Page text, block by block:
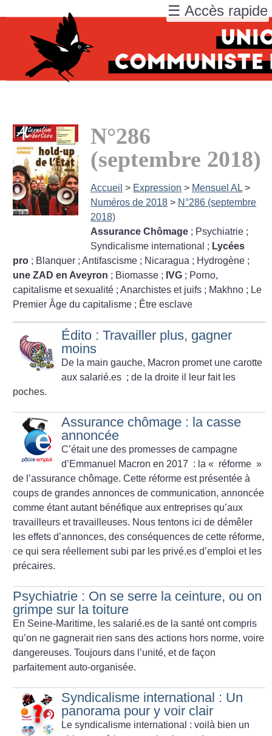
N°286
(septembre 2018)
Accueil > Expression > Mensuel AL >
Numéros de 2018 > N°286 (septembre
2018)
Assurance Chômage ; Psychiatrie ;
Syndicalisme international ; Lycées
pro ; Blanquer ; Antifascisme ; Nicaragua ; Hydrogène ;
une ZAD en Aveyron ; Biomasse ; IVG ; Porno,
capitalisme et sexualité ; Anarchistes et juifs ; Makhno ; Le
Premier Âge du capitalisme ; Être esclave
Édito : Travailler plus, gagner
moins
De la main gauche, Macron promet une carotte
aux salarié.es ; de la droite il leur fait les
poches.
Assurance chômage : la casse
annoncée
C’était une des promesses de campagne
d’Emmanuel Macron en 2017 : la « réforme »
de l’assurance chômage. Cette réforme est présentée à
coups de grandes annonces de communication, annoncée
comme étant autant bénéfique aux entreprises qu’aux
travailleurs et travailleuses. Nous tentons ici de démêler
les effets d’annonces, des conséquences de cette réforme,
ce qui sera réellement subi par les privé.es d’emploi et les
précaires.
Psychiatrie : On se serre la ceinture, ou on
grimpe sur la toiture
En Seine-Maritime, les salarié.es de la santé ont compris
qu’on ne gagnerait rien sans des actions hors norme, voire
dangereuses. Toujours dans l’unité, et de façon
parfaitement auto-organisée.
Syndicalisme international : Un
panorama pour y voir clair
Le syndicalisme international : voilà bien un
☰ Accès rapide